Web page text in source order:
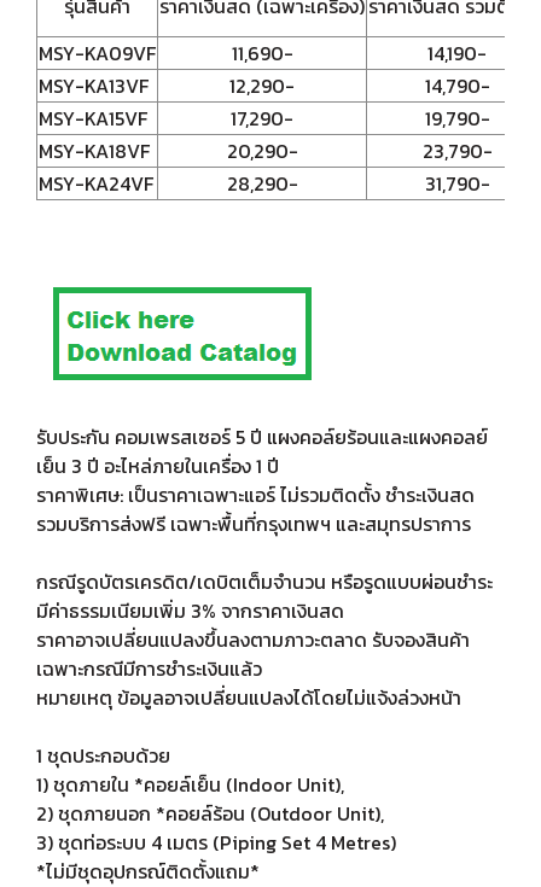
รุ่นสินค้า ราคาเงินสด (เฉพาะเครื่อง)ราคาเงินสด รวมติดตั้
MSY-KA09VF
11,690-
14,190-
MSY-KA13VF
12,290-
14,790-
MSY-KA15VF
17,290-
19,790-
MSY-KA18VF
20,290-
23,790-
MSY-KA24VF
28,290- 31,790-
รับประกัน คอมเพรสเซอร์ 5 ปี แผงคอล์ยร้อนและแผงคอลย์
เย็น 3 ปี อะไหล่ภายในเครื่อง 1 ปี
ราคาพิเศษ: เป็นราคาเฉพาะแอร์ ไม่รวมติดตั้ง ชำระเงินสด
รวมบริการส่งฟรี เฉพาะพื้นที่กรุงเทพฯ และสมุทรปราการ
กรณีรูดบัตรเครดิต/เดบิตเต็มจำนวน หรือรูดแบบผ่อนชำระ
มีค่าธรรมเนียมเพิ่ม 3% จากราคาเงินสด
ราคาอาจเปลี่ยนแปลงขึ้นลงตามภาวะตลาด รับจองสินค้า
เฉพาะกรณีมีการชำระเงินแล้ว
หมายเหตุ ข้อมูลอาจเปลี่ยนแปลงได้โดยไม่แจ้งล่วงหน้า
1 ชุดประกอบด้วย
1) ชุดภายใน *คอยล์เย็น (Indoor Unit),
2) ชุดภายนอก *คอยล์ร้อน (Outdoor Unit),
3) ชุดท่อระบบ 4 เมตร (Piping Set 4 Metres)
*ไม่มีชุดอุปกรณ์ติดตั้งแถม*